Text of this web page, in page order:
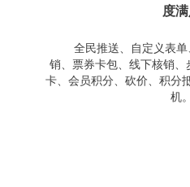
度
全民推送、自定义表
销、票券卡包、线下核销
卡、会员积分、砍价、积分
机。